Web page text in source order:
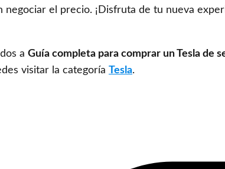
el precio. ¡Disfruta de tu nueva
a Guía completa para comprar un Tesla de
visitar la categoría Tesla.